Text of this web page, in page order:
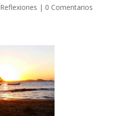
Reflexiones | 0 Comentarios